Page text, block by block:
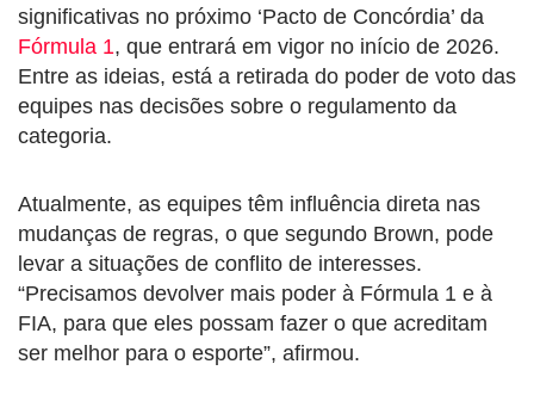
significativas no próximo ‘Pacto de Concórdia’ da
Fórmula 1, que entrará em vigor no início de 2026.
Entre as ideias, está a retirada do poder de voto das
equipes nas decisões sobre o regulamento da
categoria.
Atualmente, as equipes têm influência direta nas
mudanças de regras, o que segundo Brown, pode
levar a situações de conflito de interesses.
“Precisamos devolver mais poder à Fórmula 1 e à
FIA, para que eles possam fazer o que acreditam
ser melhor para o esporte”, afirmou.